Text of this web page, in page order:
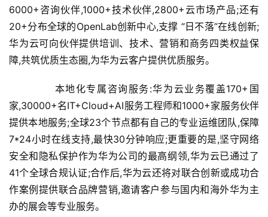
6000+咨询伙伴,1000+技术伙伴,2800+云市场产品;还有
20+分布全球的OpenLab创新中心,支撑 “日不落”在线创新;
华为云可向伙伴提供培训、技术、营销和商务四类权益保
障,共筑优质生态圈,为华为云客户提供优质服务。
家,30000+名IT+Cloud+AI服务工程师和1000+家服务伙伴
提供本地服务;全球23个节点都有自己的专业运维团队,保障
7*24小时在线支持,最快30分钟响应;更重要的是,坚守网络
安全和隐私保护作为华为公司的最高纲领,华为云已通过了
41个全球合规认证;合作后,华为云还将对联合创新或成功合
作案例提供联合品牌营销,邀请客户参与国内和海外华为主
办的展会等专业服务。